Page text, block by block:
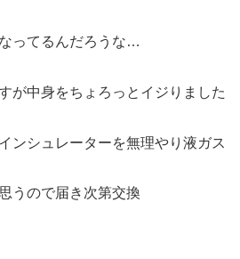
ってるんだろうな…
が中身をちょろっとイジりました
ンシュレーターを無理やり液ガス
うので届き次第交換